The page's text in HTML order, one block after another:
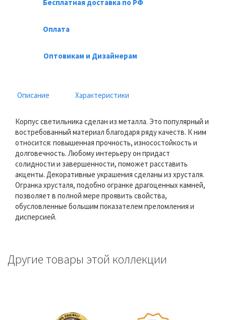
Бесплатная доставка по РФ
Оплата
Оптовикам и Дизайнерам
Описание Характеристики
Корпус светильника сделан из металла. Это популярный и
востребованный материал благодаря ряду качеств. К ним
относится: повышенная прочность, износостойкость и
долговечность. Любому интерьеру он придаст
солидности и завершенности, поможет расставить
акценты. Декоративные украшения сделаны из хрусталя.
Огранка хрусталя, подобно огранке драгоценных камней,
позволяет в полной мере проявить свойства,
обусловленные большим показателем преломления и
дисперсией.
Другие товары этой коллекции